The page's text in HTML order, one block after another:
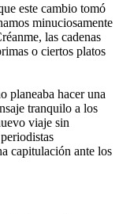
este cambio tomó
minuciosamente
las cadenas
o ciertos platos
planeaba hacer una
tranquilo a los
viaje sin
capitulación ante los